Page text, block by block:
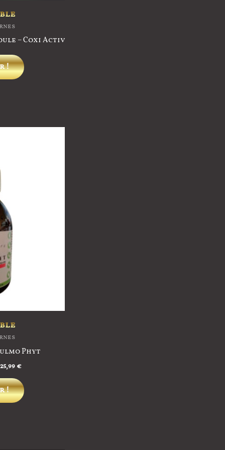
produit
– Coxi Activ
!
Phyt
25,99 €
!
produit